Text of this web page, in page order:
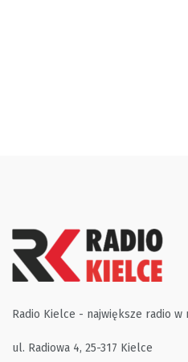
Radio Kielce - największe radio
ul. Radiowa 4, 25-317 Kielce